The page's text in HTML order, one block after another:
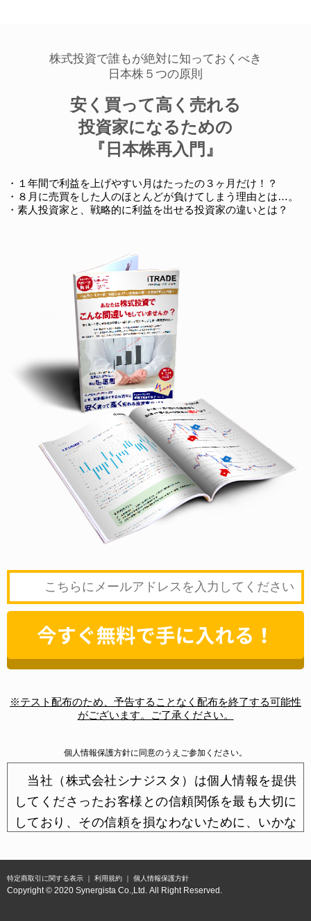
所定の手続・手数料等をご説明のうえ、開示等
申出書式を郵送にてお送りいたします（当社定の
手続等に則さないお求めには応じかねます）
※電話・メール等での開示をご希望の場合には、
ご本人様確認のうえ、ご登録いただいている電話
ます。
■個人情報の取扱いに関する苦情の申出先等 (法第24条第1 項第4 号、施行令第5 条、法第31条)
個人情報の取扱いに関するお客様相談窓口（ご
苦情の申出を含みます）
当社の個人情報の取扱に関するご相談につきま
しては、下記電話番号宛にお申し出ください。
株式会社シナジスタ（お客様専用窓口）
〒530-0047
大阪府大阪市北区西天満4-1-23 IIDAYAビル3F
TEL：06-6311-5548（平日10：00～18：00まで）
株式投資で誰もが絶対に知っておくべき
日本株５つの原則
安く買って高く売れる
投資家になるための
『日本株再入門』
・１年間で利益を上げやすい月はたったの３ヶ月だけ！？
・８月に売買をした人のほとんどが負けてしまう理由とは…。
・素人投資家と、戦略的に利益を出せる投資家の違いとは？
※テスト配布のため、予告することなく配布を終了する可能性
がございます。ご了承ください。
個人情報保護方針に同意のうえご参加ください。
当社（株式会社シナジスタ）は個人情報を提供
してくださったお客様との信頼関係を最も大切に
しており、その信頼を損なわないために、いかな
に定められた義務、および保護方針を順守し、お
客様の個人情報を保護するため細心の注意を払っ
特定商取引に関する表示 利用規約 個人情報保護方針
Copyright © 2020 Synergista Co.,Ltd. All Right Reserved.